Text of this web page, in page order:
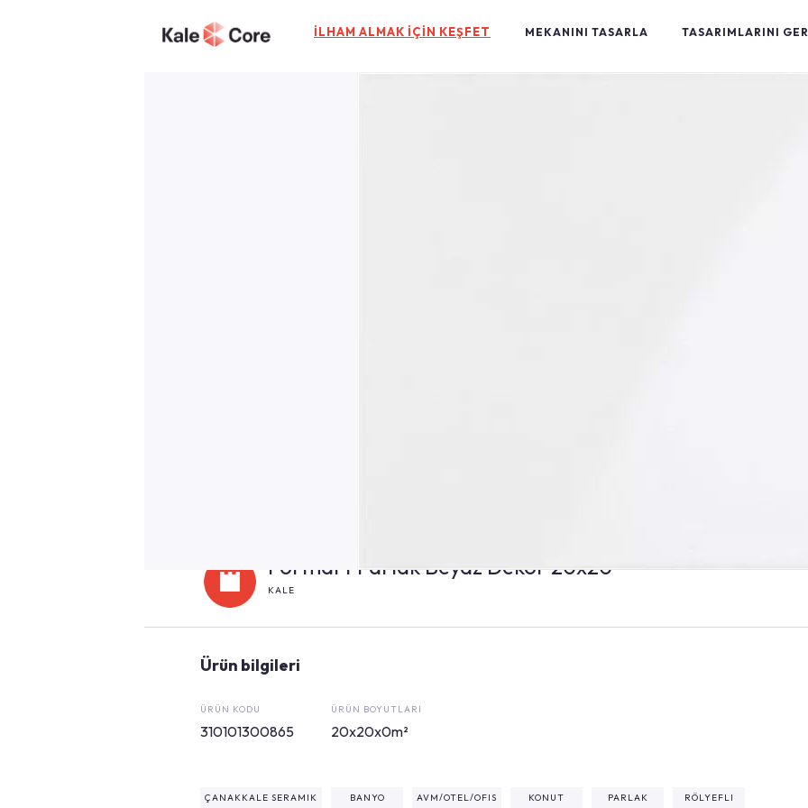
İLHAM ALMAK İÇİN KEŞFET MEKANINI TASARLA TASARIMLARINI
Formart Parlak Beyaz Dekor 20x20
KALE
Ürün bilgileri
ÜRÜN KODU
310101300865
ÜRÜN BOYUTLARI
20x20x0m²
ÇANAKKALE SERAMIK BANYO AVM/OTEL/OFIS KONUT PARLAK RÖLYEFLI